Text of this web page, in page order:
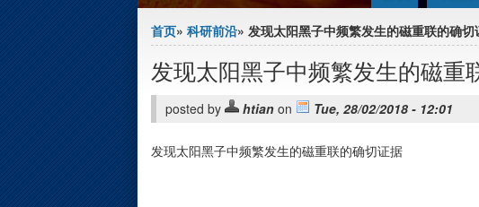
You are here
首页» 科研前沿» 发现太阳黑子中频繁发生的磁重联的确切
发现太阳黑子中频繁发生的磁重
posted by htian on Tue, 28/02/2018 - 12:01
发现太阳黑子中频繁发生的磁重联的确切证据